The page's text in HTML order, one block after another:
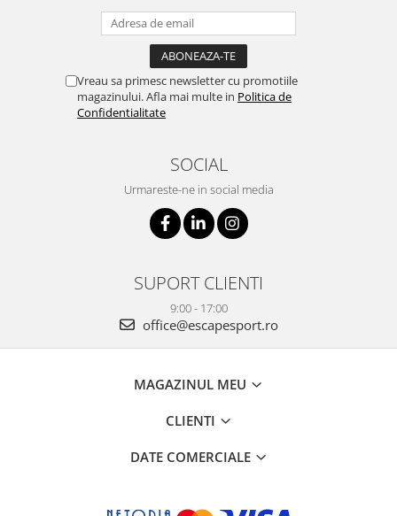
Vreau sa primesc newsletter cu promotiile
magazinului. Afla mai multe in Politica de
Confidentialitate
SOCIAL
Urmareste-ne in social media
SUPORT CLIENTI
9:00 - 17:00
office@escapesport.ro
MAGAZINUL MEU
CLIENTI
DATE COMERCIALE